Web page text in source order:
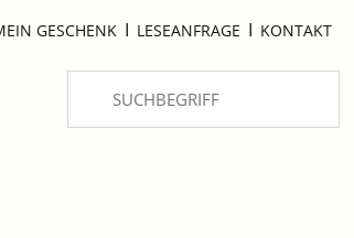
GESCHENK I LESEANFRAGE I KONTAKT